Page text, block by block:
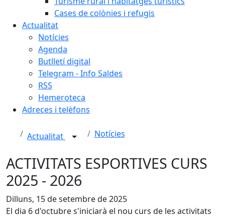
Cases de colònies i refugis
Actualitat
Notícies
Agenda
Butlletí digital
Telegram - Info Saldes
RSS
Hemeroteca
Adreces i telèfons
Actualitat Notícies
ACTIVITATS ESPORTIVES CURS
2025 - 2026
Dilluns, 15 de setembre de 2025
El dia 6 d'octubre s'iniciarà el nou curs de les activitats